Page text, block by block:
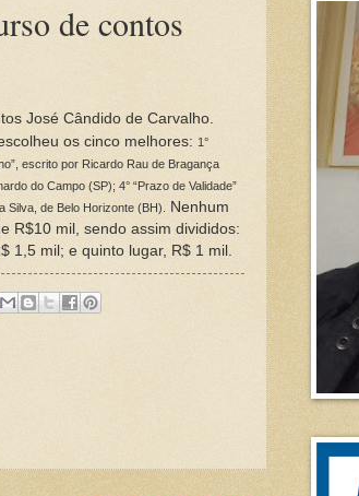
de contos
José Cândido de Carvalho.
os cinco melhores: 1°
escrito por Ricardo Rau de Bragança
do Campo (SP); 4° “Prazo de Validade”
Silva, de Belo Horizonte (BH).
Nenhum
R$10 mil, sendo assim divididos:
1,5 mil; e quinto lugar, R$ 1 mil.